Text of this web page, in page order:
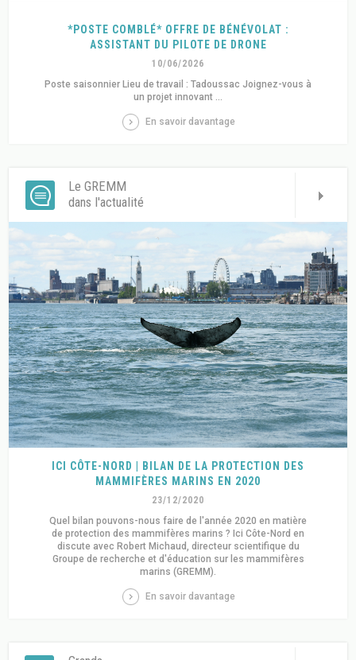
*POSTE COMBLÉ* OFFRE DE BÉNÉVOLAT :
ASSISTANT DU PILOTE DE DRONE
10/06/2026
Poste saisonnier Lieu de travail : Tadoussac Joignez-vous à
un projet innovant ...
En savoir davantage
Le GREMM
dans l'actualité
ICI CÔTE-NORD | BILAN DE LA PROTECTION DES
MAMMIFÈRES MARINS EN 2020
23/12/2020
Quel bilan pouvons-nous faire de l'année 2020 en matière
de protection des mammifères marins ? Ici Côte-Nord en
discute avec Robert Michaud, directeur scientifique du
Groupe de recherche et d'éducation sur les mammifères
marins (GREMM).
En savoir davantage